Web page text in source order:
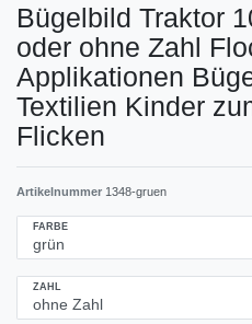
Bügelbild Traktor
oder ohne Zahl
Applikationen
Textilien Kinder
Flicken
Artikelnummer 1348-gruen
FARBE
ZAHL